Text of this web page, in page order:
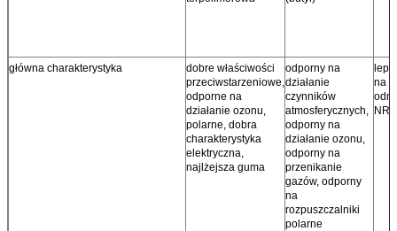
główna charakterystyka
dobre właściwości
przeciwstarzeniowe,
odporne na
działanie ozonu,
polarne, dobra
charakterystyka
elektryczna,
najlżejsza guma
odporny na
działanie
czynników
atmosferycznych,
odporny na
działanie ozonu,
odporny na
przenikanie
gazów, odporny
na
rozpuszczalniki
polarne
na
NR,